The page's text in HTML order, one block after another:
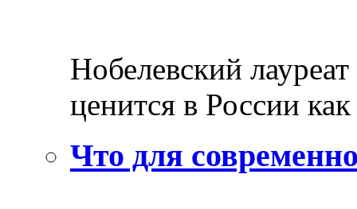
Нобелевский
ценится в России
Что для